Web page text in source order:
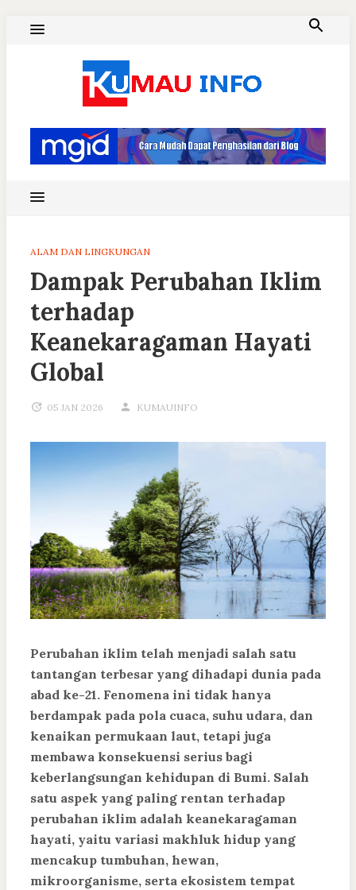
ALAM DAN LINGKUNGAN
Dampak Perubahan Iklim
terhadap
Keanekaragaman Hayati
Global
05 JAN 2026 KUMAUINFO
Perubahan iklim telah menjadi salah satu
tantangan terbesar yang dihadapi dunia pada
abad ke-21. Fenomena ini tidak hanya
berdampak pada pola cuaca, suhu udara, dan
kenaikan permukaan laut, tetapi juga
membawa konsekuensi serius bagi
keberlangsungan kehidupan di Bumi. Salah
satu aspek yang paling rentan terhadap
perubahan iklim adalah keanekaragaman
hayati, yaitu variasi makhluk hidup yang
mencakup tumbuhan, hewan,
mikroorganisme, serta ekosistem tempat